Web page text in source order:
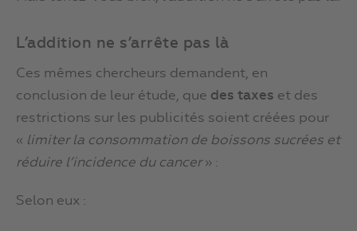
L’addition ne s’arrête pas là
Ces mêmes chercheurs demandent, en
conclusion de leur étude, que des taxes et des
restrictions sur les publicités soient créées pour
« limiter la consommation de boissons sucrées et
réduire l’incidence du cancer» :
Selon eux :